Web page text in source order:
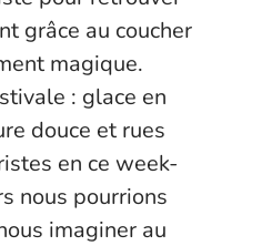
grâce au coucher
magique.
: glace en
douce et rues
en ce week-
nous pourrions
imaginer au